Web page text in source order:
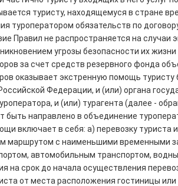
туристу, находящемуся в стране
туроператором обязательств по
Правил не распространяется на случаи
угрозы безопасности их
за счет средств резервного фонда
оказывает экстренную помощь туристу
Федерации, и (или) органа
и (или) турагента (далее -
быть направлено в объединение
включает в себя: а) перевозку туриста
маршрутом с наименьшими временными
автомобильным транспортом,
на срок до начала осуществления
от места расположения гостиницы